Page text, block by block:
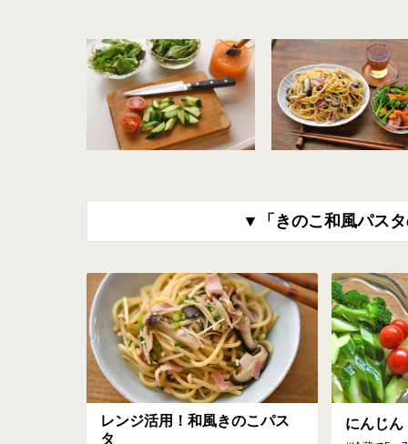
▼「きのこ和風パス
レンジ活用！和風きのこパス
タ
にんじん